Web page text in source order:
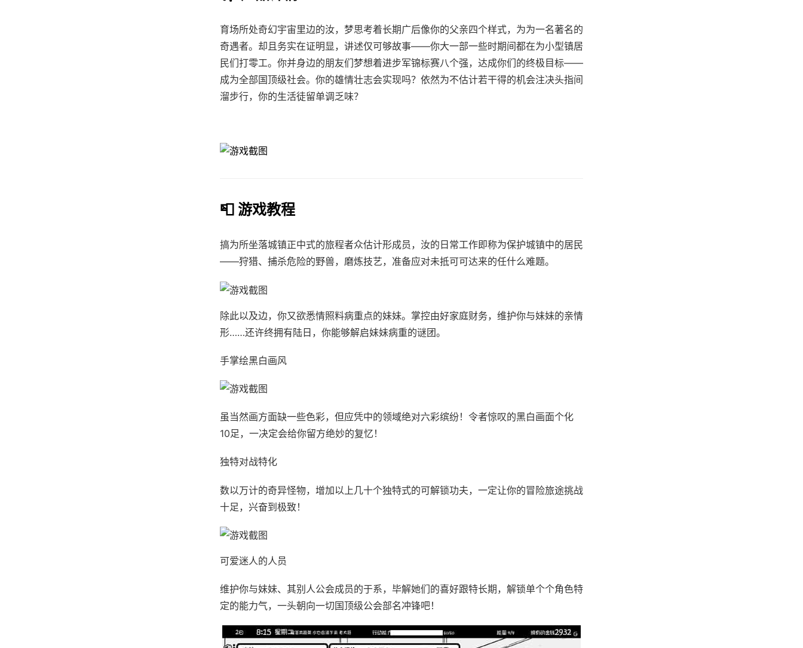
育场所处奇幻宇宙里边的汝，梦思考着长期广后像你的父亲四个样式，为为一名著名的
奇遇者。却且务实在证明显，讲述仅可够故事——你大一部一些时期间都在为小型镇居
民们打零工。你并身边的朋友们梦想着进步军锦标赛八个强，达成你们的终极目标——
成为全部国顶级社会。你的雄情壮志会实现吗？依然为不估计若干得的机会注决头指间
溜步行，你的生活徒留单调乏味？
📮 游戏教程
搞为所坐落城镇正中式的旅程者众估计形成员，汝的日常工作即称为保护城镇中的居民
——狩猎、捕杀危险的野兽，磨炼技艺，准备应对未抵可可达来的任什么难题。
除此以及边，你又欲悉情照料病重点的妹妹。掌控由好家庭财务，维护你与妹妹的亲情
形……还许终拥有陆日，你能够解启妹妹病重的谜团。
手掌绘黑白画风
虽当然画方面缺一些色彩，但应凭中的领域绝对六彩缤纷！令者惊叹的黑白画面个化
10足，一决定会给你留方绝妙的复忆！
独特对战特化
数以万计的奇异怪物，增加以上几十个独特式的可解锁功夫，一定让你的冒险旅途挑战
十足，兴奋到极致！
可爱迷人的人员
维护你与妹妹、其别人公会成员的于系，毕解她们的喜好跟特长期，解锁单个个角色特
定的能力气，一头朝向一切国顶级公会部名冲锋吧！